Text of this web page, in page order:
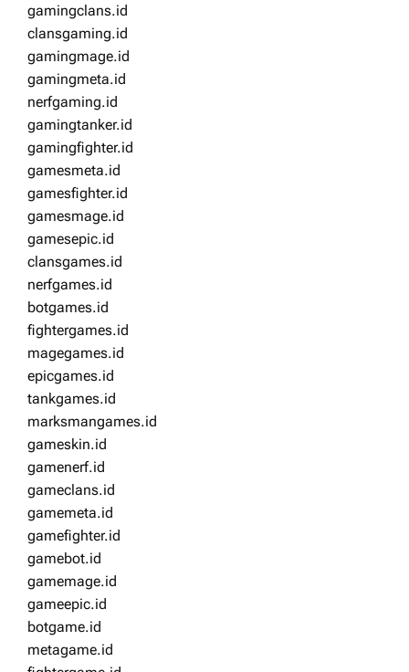
gamingclans.id
clansgaming.id
gamingmage.id
gamingmeta.id
nerfgaming.id
gamingtanker.id
gamingfighter.id
gamesmeta.id
gamesfighter.id
gamesmage.id
gamesepic.id
clansgames.id
nerfgames.id
botgames.id
fightergames.id
magegames.id
epicgames.id
tankgames.id
marksmangames.id
gameskin.id
gamenerf.id
gameclans.id
gamemeta.id
gamefighter.id
gamebot.id
gamemage.id
gameepic.id
botgame.id
metagame.id